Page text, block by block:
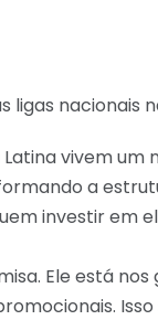
ligas nacionais
vivem um
a
investir em
Ele está nos